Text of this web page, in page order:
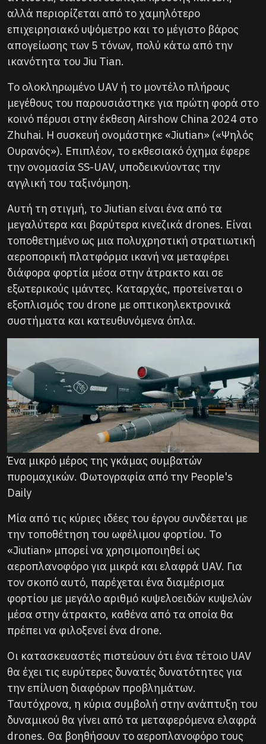
αλλά περιορίζεται από το χαμηλότερο
επιχειρησιακό υψόμετρο και το μέγιστο βάρος
απογείωσης των 5 τόνων, πολύ κάτω από την
ικανότητα του Jiu Tian.
Το ολοκληρωμένο UAV ή το μοντέλο πλήρους
μεγέθους του παρουσιάστηκε για πρώτη φορά στο
κοινό πέρυσι στην έκθεση Airshow China 2024 στο
Zhuhai. Η συσκευή ονομάστηκε «Jiutian» («Ψηλός
Ουρανός»). Επιπλέον, το εκθεσιακό όχημα έφερε
την ονομασία SS-UAV, υποδεικνύοντας την
αγγλική του ταξινόμηση.
Αυτή τη στιγμή, το Jiutian είναι ένα από τα
μεγαλύτερα και βαρύτερα κινεζικά drones. Είναι
τοποθετημένο ως μια πολυχρηστική στρατιωτική
αεροπορική πλατφόρμα ικανή να μεταφέρει
διάφορα φορτία μέσα στην άτρακτο και σε
εξωτερικούς ιμάντες. Καταρχάς, προτείνεται ο
εξοπλισμός του drone με οπτικοηλεκτρονικά
συστήματα και κατευθυνόμενα όπλα.
Ένα μικρό μέρος της γκάμας συμβατών
πυρομαχικών. Φωτογραφία από την People's
Daily
Μία από τις κύριες ιδέες του έργου συνδέεται με
την τοποθέτηση του ωφέλιμου φορτίου. Το
«Jiutian» μπορεί να χρησιμοποιηθεί ως
αεροπλανοφόρο για μικρά και ελαφρά UAV. Για
τον σκοπό αυτό, παρέχεται ένα διαμέρισμα
φορτίου με μεγάλο αριθμό κυψελοειδών κυψελών
μέσα στην άτρακτο, καθένα από τα οποία θα
πρέπει να φιλοξενεί ένα drone.
Οι κατασκευαστές πιστεύουν ότι ένα τέτοιο UAV
θα έχει τις ευρύτερες δυνατές δυνατότητες για
την επίλυση διαφόρων προβλημάτων.
Ταυτόχρονα, η κύρια συμβολή στην ανάπτυξη του
δυναμικού θα γίνει από τα μεταφερόμενα ελαφρά
drones. Θα βοηθήσουν το αεροπλανοφόρο τους